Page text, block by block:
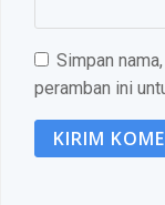
Simpan
peramban ini